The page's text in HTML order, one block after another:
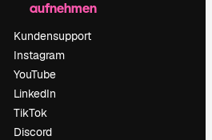
aufnehmen
Kundensupport
Instagram
YouTube
LinkedIn
TikTok
Discord